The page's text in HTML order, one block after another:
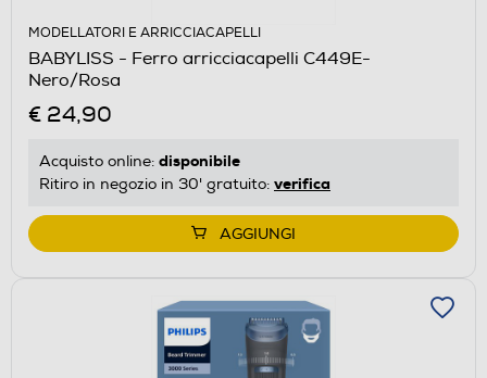
MODELLATORI E ARRICCIACAPELLI
BABYLISS - Ferro arricciacapelli C449E-
Nero/Rosa
€ 24,90
Acquisto online: disponibile
Ritiro in negozio in 30' gratuito: verifica
AGGIUNGI